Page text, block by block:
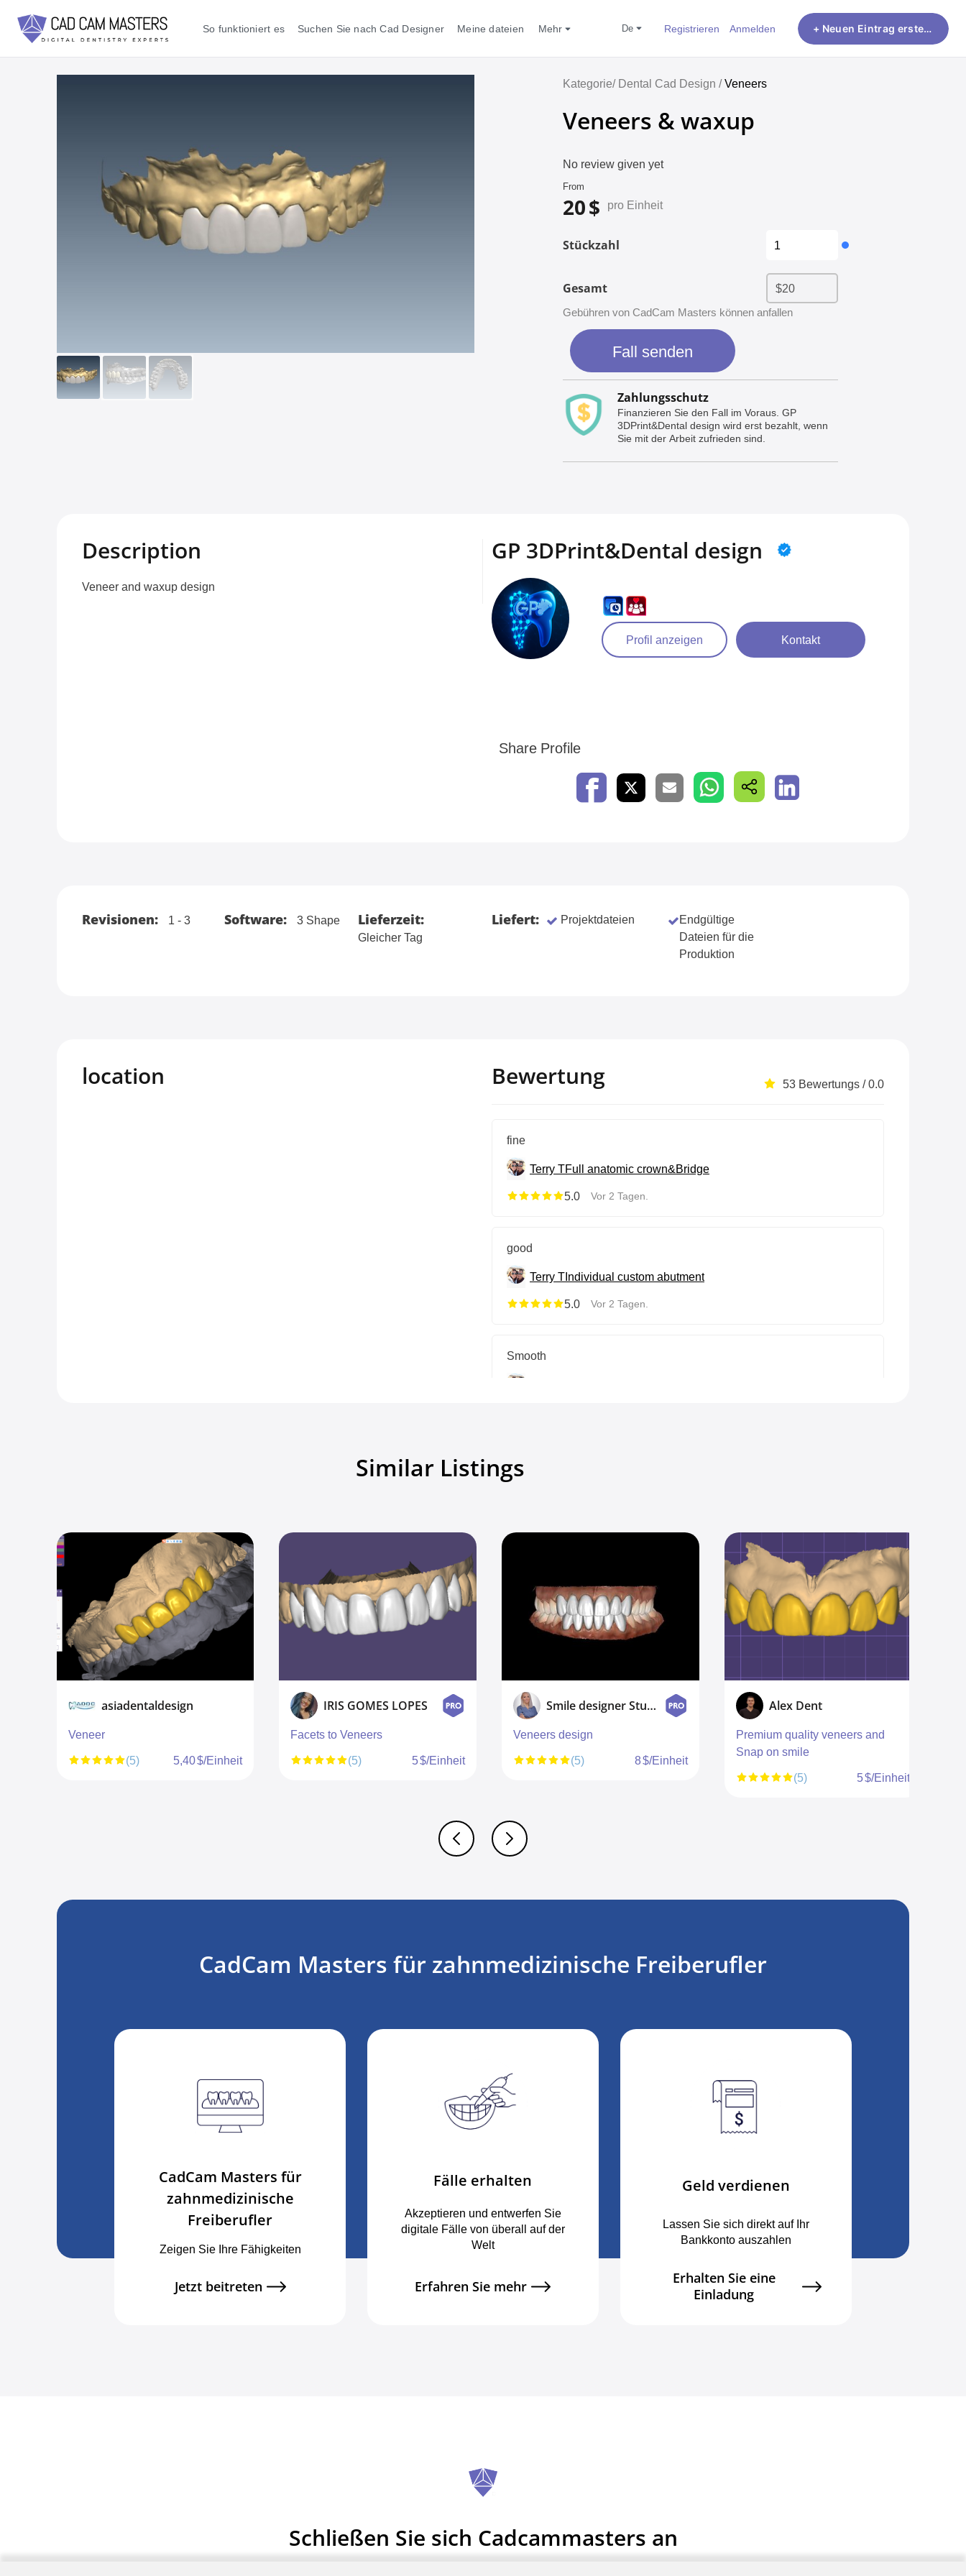
So funktioniert es Suchen Sie nach Cad Designer Meine dateien Mehr de Registrieren Anmelden + Neuen Eintrag erstellen
Kategorie/ Dental Cad Design /Veneers
Veneers & waxup
No review given yet
From
20 $ pro Einheit
Stückzahl
Gesamt
Gebühren von CadCam Masters können anfallen
Fall senden
Zahlungsschutz
Finanzieren Sie den Fall im Voraus. GP
3DPrint&Dental design wird erst bezahlt, wenn
Sie mit der Arbeit zufrieden sind.
Description
Veneer and waxup design
GP 3DPrint&Dental design
Profil anzeigen Kontakt
Share Profile
Revisionen: 1 - 3 Software: 3 Shape Lieferzeit:
Gleicher Tag
Liefert: Projektdateien
Endgültige
Dateien für die
Produktion
location Bewertung 53 Bewertungs / 0.0
fine
Terry TFull anatomic crown&Bridge
5.0
Vor 2 Tagen.
good
Terry TIndividual custom abutment
5.0
Vor 2 Tagen.
Smooth
Similar Listings
asiadentaldesign
Veneer
(5)
5,40 $/Einheit
IRIS GOMES LOPES
Facets to Veneers
(5)
5 $/Einheit
Smile designer Studio
Veneers design
(5)
8 $/Einheit
Alex Dent
Premium quality veneers and
Snap on smile
(5)
5 $/Einheit
CadCam Masters für zahnmedizinische Freiberufler
CadCam Masters für
zahnmedizinische
Freiberufler
Zeigen Sie Ihre Fähigkeiten
Jetzt beitreten
Fälle erhalten
Akzeptieren und entwerfen Sie
digitale Fälle von überall auf der
Welt
Erfahren Sie mehr
Geld verdienen
Lassen Sie sich direkt auf Ihr
Bankkonto auszahlen
Erhalten Sie eine
Einladung
Schließen Sie sich Cadcammasters an